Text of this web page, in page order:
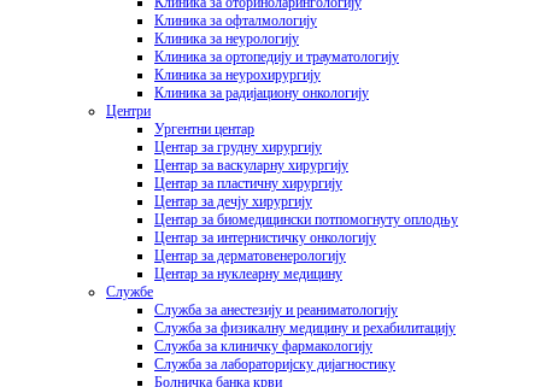
Клиника за офталмологију
Клиника за неурологију
Клиника за ортопедију и трауматологију
Клиника за неурохирургију
Клиника за радијациону онкологију
Центри
Ургентни центар
Центар за грудну хирургију
Центар за васкуларну хирургију
Центар за пластичну хирургију
Центар за дечју хирургију
Центар за биомедицински потпомогнуту оплодњу
Центар за интернистичку онкологију
Центар за дерматовенерологију
Центар за нуклеарну медицину
Службе
Служба за анестезију и реаниматологију
Служба за физикалну медицину и рехабилитацију
Служба за клиничку фармакологију
Служба за лабораторијску дијагностику
Болничка банка крви